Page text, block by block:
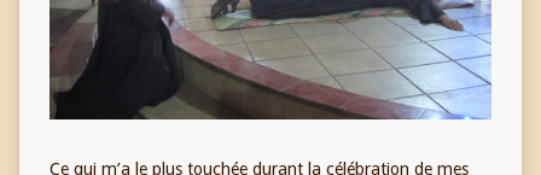
Ce qui m’a le plus touchée durant la célébration de mes